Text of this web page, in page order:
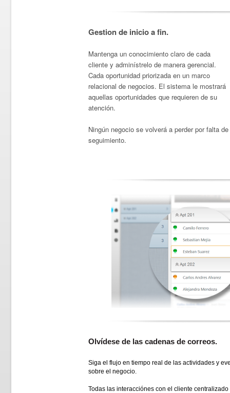
Gestion de inicio a fin.
Mantenga un conocimiento claro de cada
cliente y adminístrelo de manera gerencial.
Cada oportunidad priorizada en un marco
relacional de negocios. El sistema le mostrará
aquellas oportunidades que requieren de su
atención.
Ningún negocio se volverá a perder por falta de
seguimiento.
Olvídese de las cadenas de correos.
Siga el flujo en tiempo real de las actividades y
sobre el negocio.
Todas las interacciónes con el cliente